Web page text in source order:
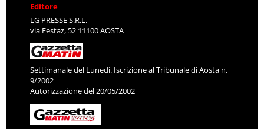
Editore
LG PRESSE S.R.L.
via Festaz, 52 11100 AOSTA
Settimanale del Lunedì. Iscrizione al Tribunale di Aosta n.
9/2002
Autorizzazione del 20/05/2002